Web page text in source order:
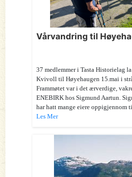
Vårvandring til
37 medlemmer i Tasta Historielag
Kvivoll til Høyehaugen 15.mai i
Frammøtet var i det ærverdige,
ENEBIRK hos Sigmund Aartun.
har hatt mange eiere oppigjennom
Les Mer